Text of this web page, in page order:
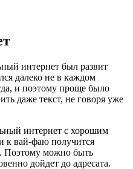
интернет был развит
далеко не в каждом
и поэтому проще было
даже текст, не говоря уже
интернет с хорошим
к вай-фаю получится
Поэтому можно быть
дойдет до адресата.